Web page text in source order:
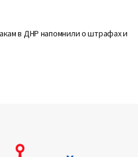
в ДНР напомнили о штрафах и